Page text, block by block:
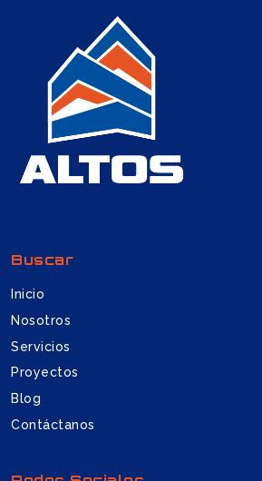
Buscar
Inicio
Nosotros
Servicios
Proyectos
Blog
Contáctanos